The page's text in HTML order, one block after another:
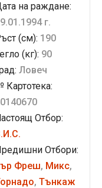
на раждане:
г.
(см): 190
(кг): 90
Ловеч
Картотека:
Отбор:
Отбори:
Фреш, Микс,
, Тънкаж